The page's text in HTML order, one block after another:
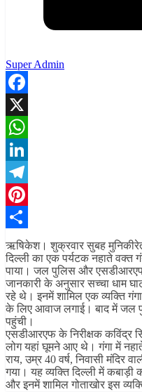
Super Admin
Facebook
X
WhatsApp
LinkedIn
Telegram
Pinterest
Share
ऋषिकेश। शुक्रवार सुबह
दिल्ली का एक पर्यटक नहाते वक्त
पाया। जल पुलिस और
जानकारी के अनुसार सच्चा धाम
रहे थे। इनमें शामिल एक व्यक्ति
के लिए आवाज लगाई। बाद में जल
पहुंची।
एसडीआरएफ के निरीक्षक कविंद्र
लोग यहां घूमने आए थे। गंगा में
राय, उम्र 40 वर्ष, निवासी मंदिर
गया। यह व्यक्ति दिल्ली में
और इनमें शामिल गोताखोर इस